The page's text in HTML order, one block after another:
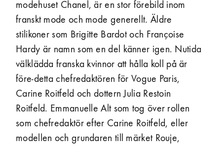
modehuset Chanel, är en stor förebild inom
franskt mode och mode generellt. Äldre
stilikoner som Brigitte Bardot och Françoise
Hardy är namn som en del känner igen. Nutida
välklädda franska kvinnor att hålla koll på är
före-detta chefredaktören för Vogue Paris,
Carine Roitfeld och dottern Julia Restoin
Roitfeld. Emmanuelle Alt som tog över rollen
som chefredaktör efter Carine Roitfeld, eller
modellen och grundaren till märket Rouje,